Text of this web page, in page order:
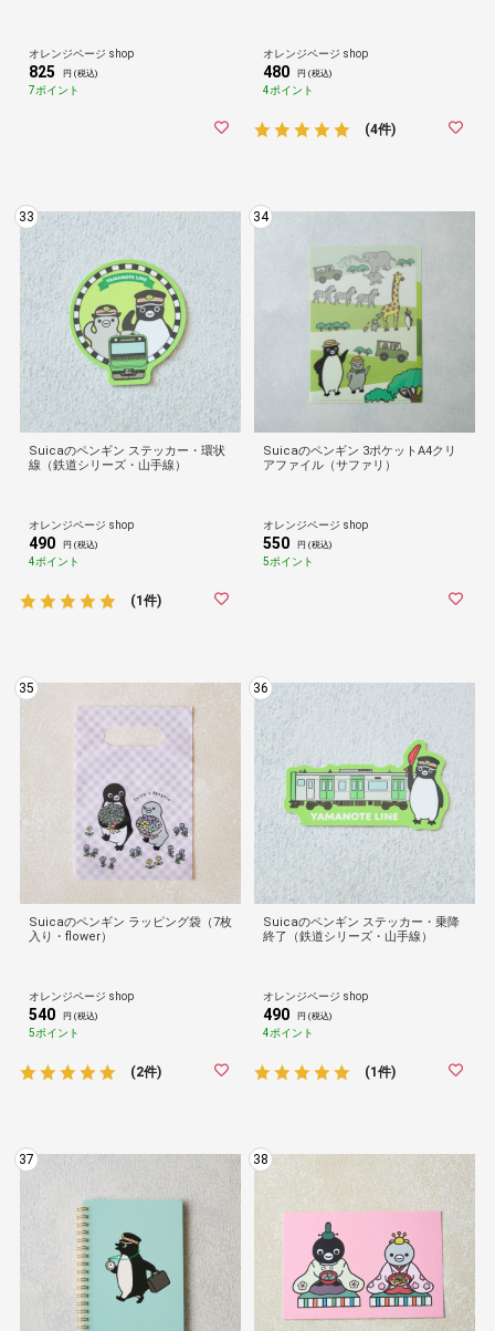
オレンジページ shop
825 円 (税込)
7ポイント
オレンジページ shop
480 円 (税込)
4ポイント
(4件)
33
Suicaのペンギン ステッカー・環状
線（鉄道シリーズ・山手線）
オレンジページ shop
490 円 (税込)
4ポイント
(1件)
34
Suicaのペンギン 3ポケットA4クリ
アファイル（サファリ）
オレンジページ shop
550 円 (税込)
5ポイント
35
Suicaのペンギン ラッピング袋（7枚
入り・flower）
オレンジページ shop
540 円 (税込)
5ポイント
(2件)
36
Suicaのペンギン ステッカー・乗降
終了（鉄道シリーズ・山手線）
オレンジページ shop
490 円 (税込)
4ポイント
(1件)
37 38